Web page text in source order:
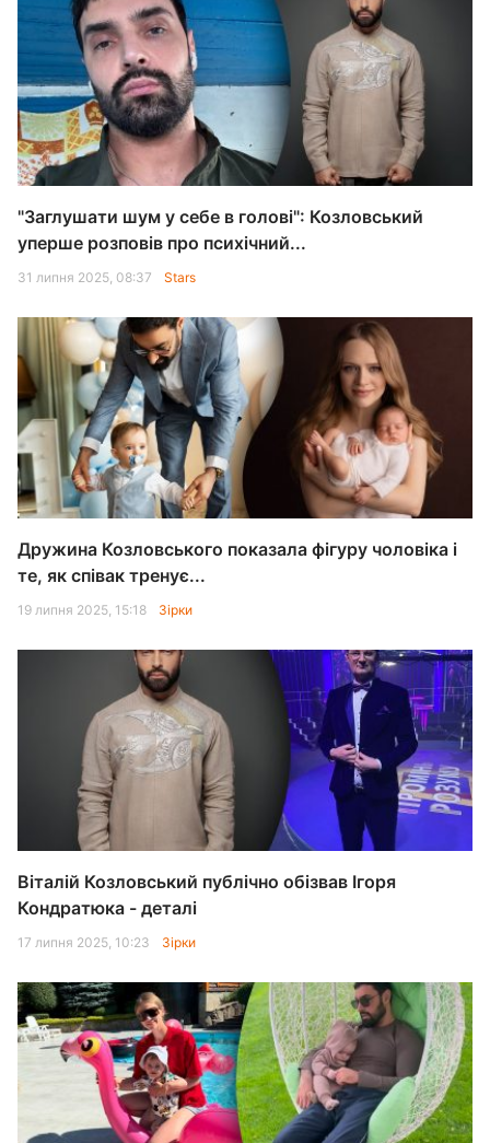
"Заглушати шум у себе в голові": Козловський
уперше розповів про психічний...
31 липня 2025, 08:37 Stars
Дружина Козловського показала фігуру чоловіка і
те, як співак тренує...
19 липня 2025, 15:18 Зірки
Віталій Козловський публічно обізвав Ігоря
Кондратюка - деталі
17 липня 2025, 10:23 Зірки